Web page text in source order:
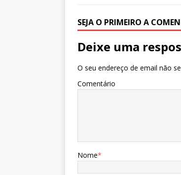
SEJA O PRIMEIRO A
Deixe uma
O seu endereço de email não
Comentário
Nome*